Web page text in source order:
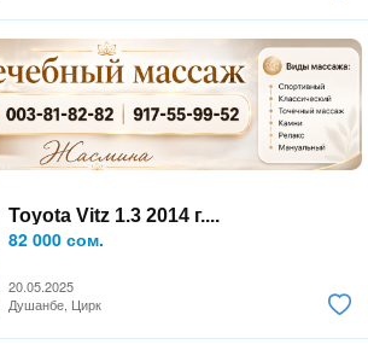
Toyota Vitz 1.3 2014 г....
82 000 сом.
20.05.2025
Душанбе, Цирк